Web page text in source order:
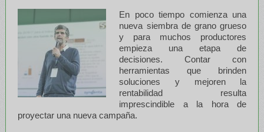
En poco tiempo comienza una
nueva siembra de grano grueso
y para muchos productores
empieza una etapa de
decisiones. Contar con
herramientas que brinden
soluciones y mejoren la
rentabilidad resulta
imprescindible a la hora de
proyectar una nueva campaña.